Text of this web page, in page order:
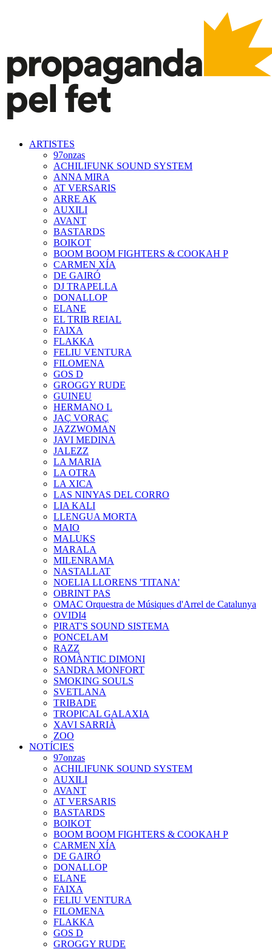
ARTISTES
97onzas
ACHILIFUNK SOUND SYSTEM
ANNA MIRA
AT VERSARIS
ARRE AK
AUXILI
AVANT
BASTARDS
BOIKOT
BOOM BOOM FIGHTERS & COOKAH P
CARMEN XÍA
DE GAIRÓ
DJ TRAPELLA
DONALLOP
ELANE
EL TRIB REIAL
FAIXA
FLAKKA
FELIU VENTURA
FILOMENA
GOS D
GROGGY RUDE
GUINEU
HERMANO L
JAÇ VORAÇ
JAZZWOMAN
JAVI MEDINA
JALEZZ
LA MARIA
LA OTRA
LA XICA
LAS NINYAS DEL CORRO
LIA KALI
LLENGUA MORTA
MAIO
MALUKS
MARALA
MILENRAMA
NASTALLAT
NOELIA LLORENS 'TITANA'
OBRINT PAS
OMAC Orquestra de Músiques d'Arrel de Catalunya
OVIDI4
PIRAT'S SOUND SISTEMA
PONCELAM
RAZZ
ROMÀNTIC DIMONI
SANDRA MONFORT
SMOKING SOULS
SVETLANA
TRIBADE
TROPICAL GALAXIA
XAVI SARRIÀ
ZOO
NOTÍCIES
97onzas
ACHILIFUNK SOUND SYSTEM
AUXILI
AVANT
AT VERSARIS
BASTARDS
BOIKOT
BOOM BOOM FIGHTERS & COOKAH P
CARMEN XÍA
DE GAIRÓ
DONALLOP
ELANE
FAIXA
FELIU VENTURA
FILOMENA
FLAKKA
GOS D
GROGGY RUDE